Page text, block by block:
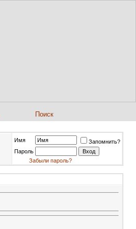
Поиск
Имя
Запомнить?
Пароль
Забыли пароль?